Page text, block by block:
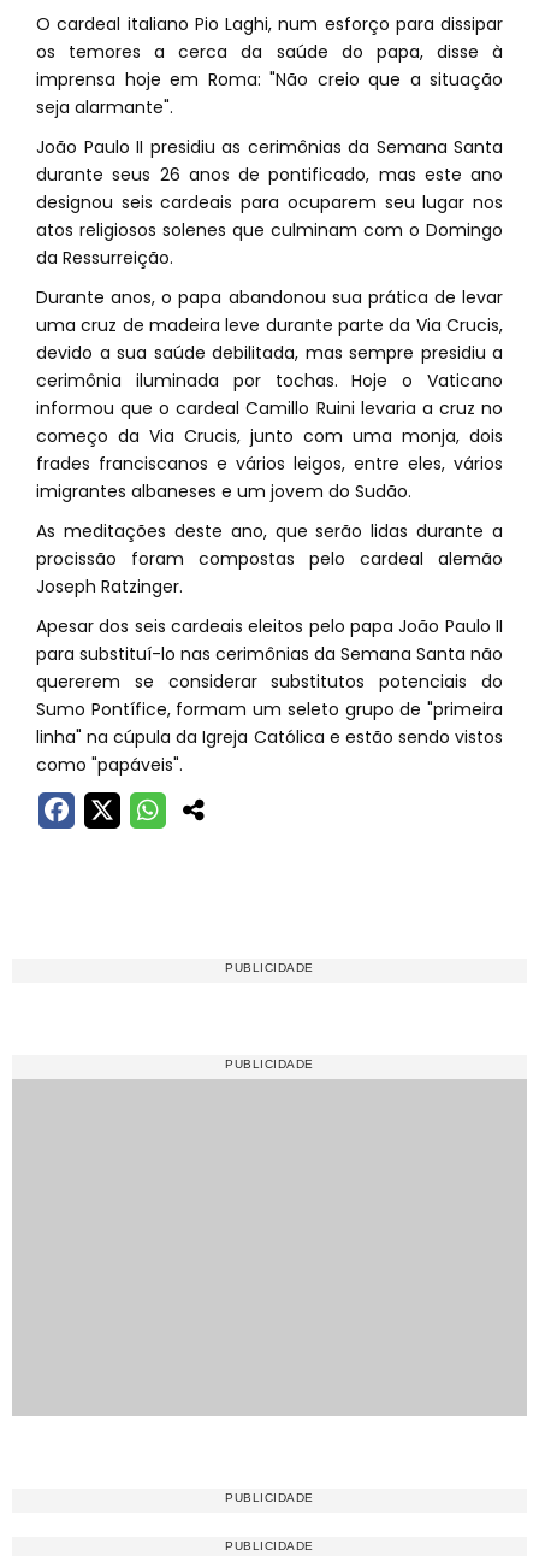
O cardeal italiano Pio Laghi, num esforço para dissipar
os temores a cerca da saúde do papa, disse à
imprensa hoje em Roma: "Não creio que a situação
seja alarmante".
João Paulo II presidiu as cerimônias da Semana Santa
durante seus 26 anos de pontificado, mas este ano
designou seis cardeais para ocuparem seu lugar nos
atos religiosos solenes que culminam com o Domingo
da Ressurreição.
Durante anos, o papa abandonou sua prática de levar
uma cruz de madeira leve durante parte da Via Crucis,
devido a sua saúde debilitada, mas sempre presidiu a
cerimônia iluminada por tochas. Hoje o Vaticano
informou que o cardeal Camillo Ruini levaria a cruz no
começo da Via Crucis, junto com uma monja, dois
frades franciscanos e vários leigos, entre eles, vários
imigrantes albaneses e um jovem do Sudão.
As meditações deste ano, que serão lidas durante a
procissão foram compostas pelo cardeal alemão
Joseph Ratzinger.
Apesar dos seis cardeais eleitos pelo papa João Paulo II
para substituí-lo nas cerimônias da Semana Santa não
quererem se considerar substitutos potenciais do
Sumo Pontífice, formam um seleto grupo de "primeira
linha" na cúpula da Igreja Católica e estão sendo vistos
como "papáveis".